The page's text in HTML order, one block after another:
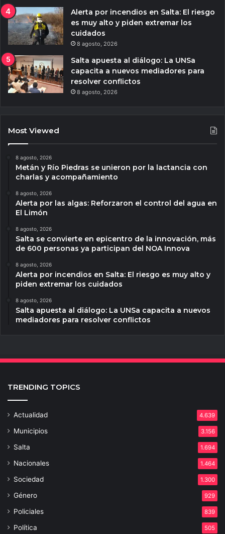
Alerta por incendios en Salta: El riesgo
es muy alto y piden extremar los
cuidados
8 agosto, 2026
Salta apuesta al diálogo: La UNSa
capacita a nuevos mediadores para
resolver conflictos
8 agosto, 2026
Most Viewed
8 agosto, 2026
Metán y Río Piedras se unieron por la lactancia con
charlas y acompañamiento
8 agosto, 2026
Alerta por las algas: Reforzaron el control del agua en
El Limón
8 agosto, 2026
Salta se convierte en epicentro de la innovación, más
de 600 personas ya participan del NOA Innova
8 agosto, 2026
Alerta por incendios en Salta: El riesgo es muy alto y
piden extremar los cuidados
8 agosto, 2026
Salta apuesta al diálogo: La UNSa capacita a nuevos
mediadores para resolver conflictos
TRENDING TOPICS
Actualidad 4.639
Municipios 3.156
Salta 1.694
Nacionales 1.464
Sociedad 1.300
Género 929
Policiales 839
Política 505